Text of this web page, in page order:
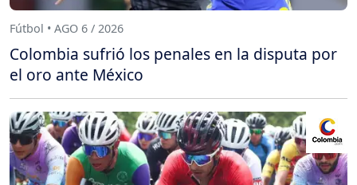
Fútbol • AGO 6 / 2026
Colombia sufrió los penales en la disputa por
el oro ante México